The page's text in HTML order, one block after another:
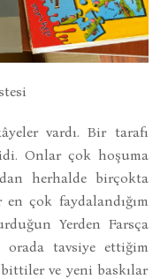
vardı. Bir tarafı
Onlar çok hoşuma
herhalde birçokta
çok faydalandığım
Yerden Farsça
orada tavsiye ettiğim
ve yeni baskılar